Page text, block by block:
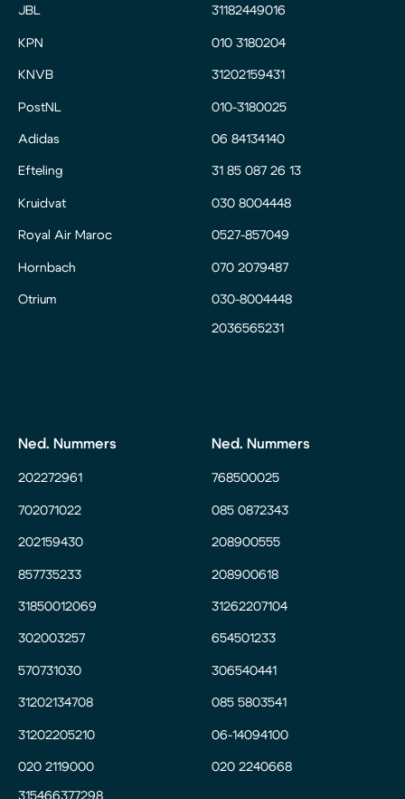
JBL
KPN
KNVB
PostNL
Adidas
Efteling
Kruidvat
Royal Air Maroc
Hornbach
Otrium
31182449016
010 3180204
31202159431
010-3180025
06 84134140
31 85 087 26 13
030 8004448
0527-857049
070 2079487
030-8004448
2036565231
Ned. Nummers
202272961
702071022
202159430
857735233
31850012069
302003257
570731030
31202134708
31202205210
020 2119000
Ned. Nummers
768500025
085 0872343
208900555
208900618
31262207104
654501233
306540441
085 5803541
06-14094100
020 2240668